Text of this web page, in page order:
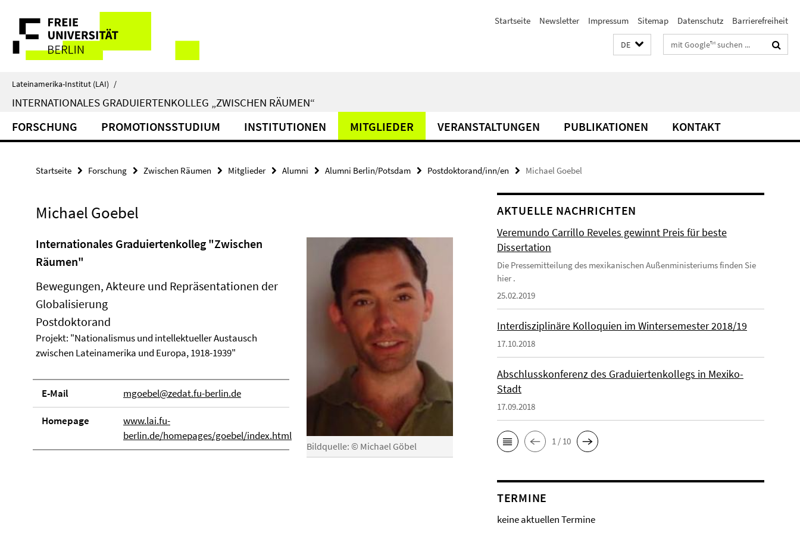
direkt
Inhalt
Service-
Navigation
Startseite Newsletter Impressum Sitemap Datenschutz Barrierefreiheit
DE Suchbegriffe
Lateinamerika-Institut (LAI) /
INTERNATIONALES GRADUIERTENKOLLEG „ZWISCHEN RÄUMEN“
FORSCHUNG PROMOTIONSSTUDIUM INSTITUTIONEN MITGLIEDER VERANSTALTUNGEN PUBLIKATIONEN KONTAKT
Startseite Forschung Zwischen Räumen Mitglieder Alumni Alumni Berlin/Potsdam Postdoktorand/inn/en Michael Goebel
Michael Goebel
Bildquelle: © Michael Göbel
Internationales Graduiertenkolleg "Zwischen
Räumen"
Bewegungen, Akteure und Repräsentationen der
Globalisierung
Postdoktorand
Projekt: "Nationalismus und intellektueller Austausch
zwischen Lateinamerika und Europa, 1918-1939"
E-Mail mgoebel@zedat.fu-berlin.de
Homepage
www.lai.fu-
berlin.de/homepages/goebel/index.html
AKTUELLE NACHRICHTEN
Veremundo Carrillo Reveles gewinnt Preis für beste
Dissertation
Die Pressemitteilung des mexikanischen Außenministeriums finden Sie
hier .
25.02.2019
Interdisziplinäre Kolloquien im Wintersemester 2018/19
17.10.2018
Abschlusskonferenz des Graduiertenkollegs in Mexiko-
Stadt
17.09.2018
1 / 10
TERMINE
keine aktuellen Termine